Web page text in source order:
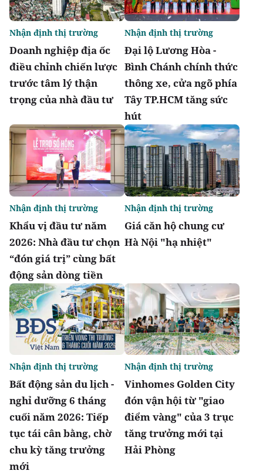
Doanh nghiệp địa ốc
điều chỉnh chiến lược
trước tâm lý thận
trọng của nhà đầu tư
Nhận định thị trường
Đại lộ Lương Hòa -
Bình Chánh chính thức
thông xe, cửa ngõ phía
Tây TP.HCM tăng sức
hút
Nhận định thị trường
Khẩu vị đầu tư năm
2026: Nhà đầu tư chọn
“đón giá trị” cùng bất
động sản dòng tiền
Nhận định thị trường
Giá căn hộ chung cư
Hà Nội "hạ nhiệt"
Nhận định thị trường
Bất động sản du lịch -
nghỉ dưỡng 6 tháng
cuối năm 2026: Tiếp
tục tái cân bằng, chờ
chu kỳ tăng trưởng
mới
Nhận định thị trường
Vinhomes Golden City
đón vận hội từ "giao
điểm vàng" của 3 trục
tăng trưởng mới tại
Hải Phòng
Nhận định thị trường